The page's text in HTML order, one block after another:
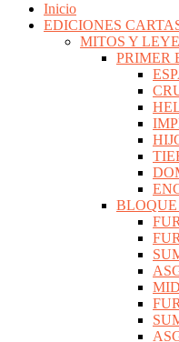
Inicio
EDICIONES
MITOS Y
PRIMER